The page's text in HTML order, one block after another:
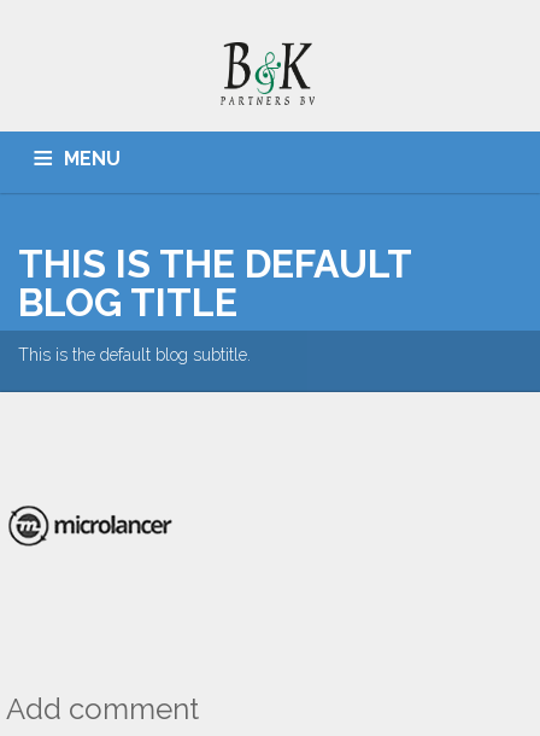
MENU
THIS IS THE DEFAULT
BLOG TITLE
This is the default blog subtitle.
Add comment